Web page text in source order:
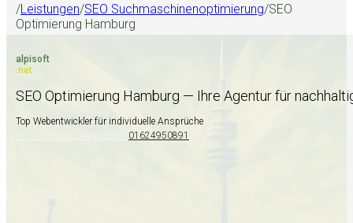
/Leistungen/SEO Suchmaschinenoptimierung/SEO
Optimierung Hamburg
alpisoft
.net
SEO Optimierung Hamburg — Ihre Agentur für
Top Webentwickler für individuelle Ansprüche
01624950891